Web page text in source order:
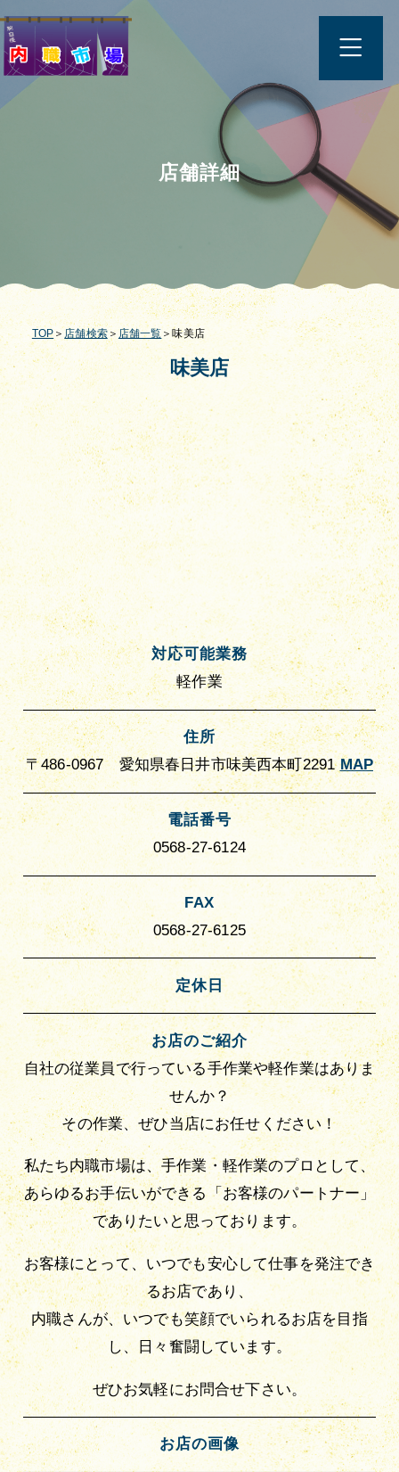
店舗詳細
TOP ＞ 店舗検索＞ 店舗一覧 ＞味美店
味美店
対応可能業務
軽作業
住所
〒486-0967 愛知県春日井市味美西本町2291MAP
電話番号
0568-27-6124
FAX
0568-27-6125
定休日
お店のご紹介
自社の従業員で行っている手作業や軽作業はありま
せんか？
その作業、ぜひ当店にお任せください！
私たち内職市場は、手作業・軽作業のプロとして、
あらゆるお手伝いができる「お客様のパートナー」
でありたいと思っております。
お客様にとって、いつでも安心して仕事を発注でき
るお店であり、
内職さんが、いつでも笑顔でいられるお店を目指
し、日々奮闘しています。
ぜひお気軽にお問合せ下さい。
お店の画像